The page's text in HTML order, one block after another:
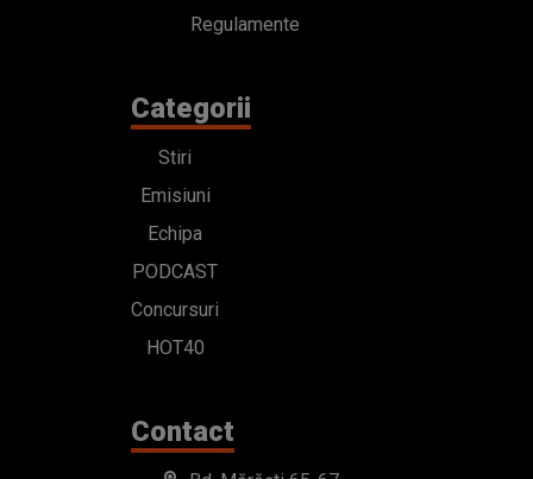
Regulamente
Categorii
Stiri
Emisiuni
Echipa
PODCAST
Concursuri
HOT40
Contact